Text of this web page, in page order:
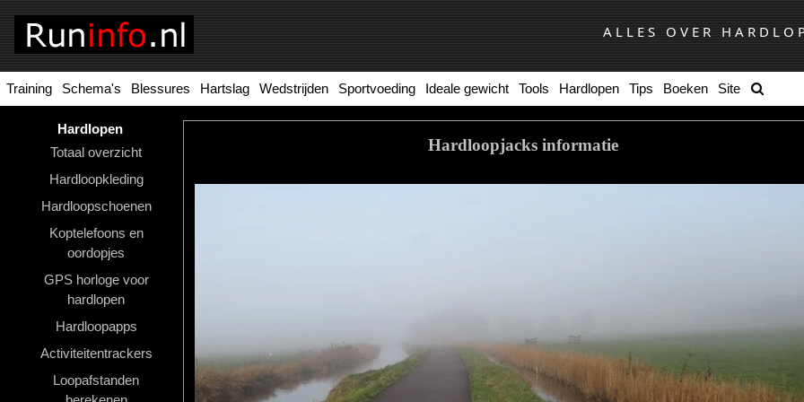
ALLES OVER
Training Schema's Blessures Hartslag Wedstrijden Sportvoeding Ideale gewicht Tools Hardlopen Tips Boeken Site
Hardlopen
Totaal overzicht
Hardloopkleding
Hardloopschoenen
Koptelefoons en
oordopjes
GPS horloge voor
hardlopen
Hardloopapps
Activiteitentrackers
Loopafstanden
Homepage
Hardloopschema's
Hardloopblessures
Hartslagmeter
Wedstrijden
Hardloopjacks informatie